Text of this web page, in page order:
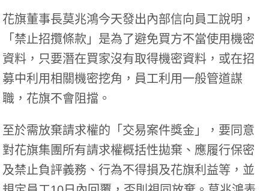
花旗董事長莫兆鴻今天發出內部信向員工說明，
「禁止招攬條款」是為了避免買方不當使用機密
資料，只要潛在買家沒有取得機密資料，或在招
募中利用相關機密挖角，員工利用一般管道謀
職，花旗不會阻擋。
至於需放棄請求權的「交易案件獎金」，要同意
對花旗集團所有請求權概括性拋棄、應履行保密
及禁止負評義務、行為不得損及花旗利益等，並